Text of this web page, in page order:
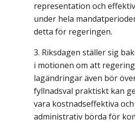
representation och
under hela
detta för regeringen.
Riksdagen ställer sig
i motionen om att
lagändringar även bör
fyllnadsval praktiskt kan
vara kostnadseffektiva
administrativ börda för